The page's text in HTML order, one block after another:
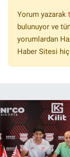
Yorum yazarak
bulunuyor ve
yorumlardan
Haber Sitesi